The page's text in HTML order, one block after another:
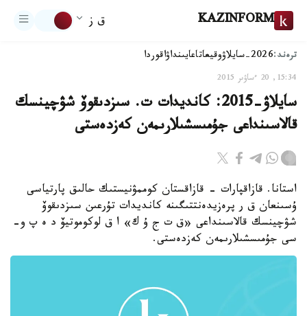
KAZINFORM ق ز
ترەند:2026-سايلاۋ وقيعاتاعايىنداۋاقوردا
15:34, 20 ءساۋىر 2015
سايلاۋ-2015: كانديدات ت. سىزدىقوۆ شۋچينسك
قالاسىنداعى جۇمىسشىلارىمەن كەزدەستى
استانا. قازاقپارات - قازاقستان كوممۋنيستىك حالىق پارتياسى
ۇسىنعان ق ر پرەزيدەنتتىگىنە كانديدات تۇرعىن سىزدىقوۆ
شۋچينسك قالاسىنداعى «ق ت ج ۇ ك» ا ق لوكوموتيۆ د ە پ و-
سى جۇمىسشىلارىمەن كەزدەستى.